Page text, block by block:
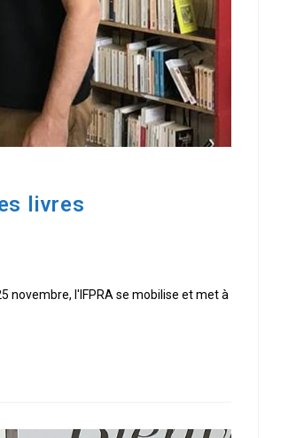
livres
novembre, l'IFPRA se mobilise et met à